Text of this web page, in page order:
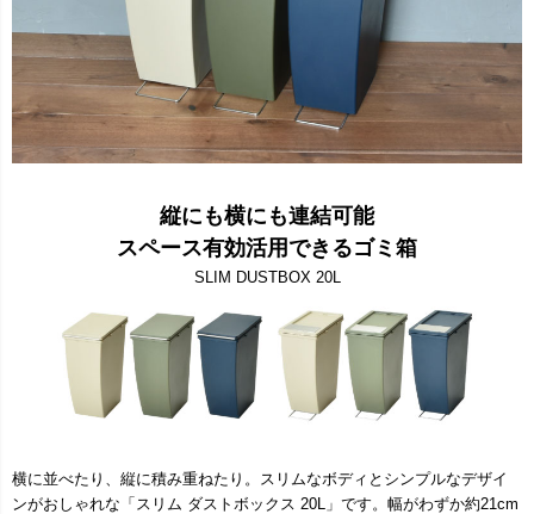
縦にも横にも連結可能
スペース有効活用できるゴミ箱
SLIM DUSTBOX 20L
横に並べたり、縦に積み重ねたり。スリムなボディとシンプルなデザイ
ンがおしゃれな「スリム ダストボックス 20L」です。幅がわずか約21cm